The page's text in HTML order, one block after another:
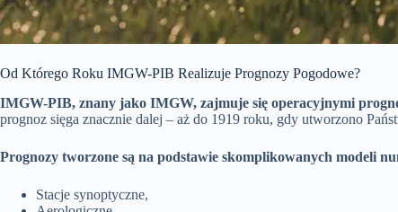
Od Którego Roku IMGW-PIB Realizuje Prognozy Pogodowe?
IMGW-PIB, znany jako IMGW, zajmuje się operacyjnymi
prognoz sięga znacznie dalej – aż do 1919 roku, gdy utworzono
Prognozy tworzone są na podstawie skomplikowanych modeli
Stacje synoptyczne,